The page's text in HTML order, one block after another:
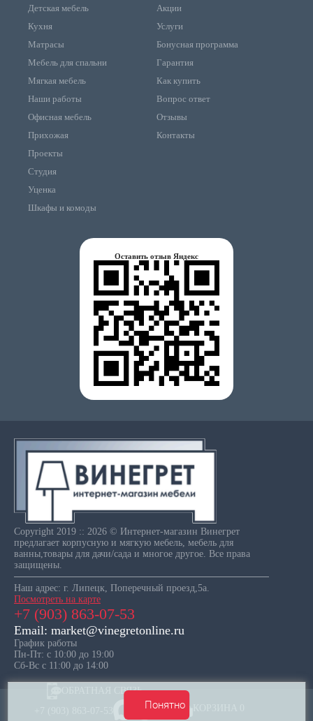
Понятно
Детская мебель
Кухня
Матрасы
Мебель для спальни
Мягкая мебель
Наши работы
Офисная мебель
Прихожая
Проекты
Студия
Уценка
Шкафы и комоды
Акции
Услуги
Бонусная программа
Гарантия
Как купить
Вопрос ответ
Отзывы
Контакты
Оставить отзыв Яндекс
Copyright 2019 :: 2026 © Интернет-магазин Винегрет
предлагает корпусную и мягкую мебель, мебель для
ванны,товары для дачи/сада и многое другое. Все права
защищены.
Наш адрес: г. Липецк, Поперечный проезд,5а.
Посмотреть на карте
+7 (903) 863-07-53
Email: market@vinegretonline.ru
График работы
Пн-Пт: с 10:00 до 19:00
Сб-Вс с 11:00 до 14:00
ОБРАТНАЯ СВЯЗЬ